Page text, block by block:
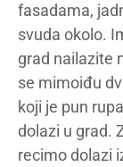
fasadama,
svuda okolo.
grad nailazite
se mimoiđu
koji je pun
dolazi u grad.
recimo dolazi